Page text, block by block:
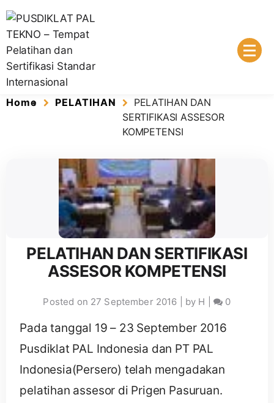
PUSDIKLAT PAL TEKNO – Tempat
Pelatihan dan Sertifikasi Standar
Lembaga Pelatihan dan Sertifikasi Standar Internasional
Home PELATIHAN
PELATIHAN DAN
SERTIFIKASI ASSESOR
KOMPETENSI
PELATIHAN DAN SERTIFIKASI
ASSESOR KOMPETENSI
Posted on 27 September 2016 by H | 0
Pada tanggal 19 – 23 September 2016
Pusdiklat PAL Indonesia dan PT PAL
Indonesia(Persero) telah mengadakan
pelatihan assesor di Prigen Pasuruan.